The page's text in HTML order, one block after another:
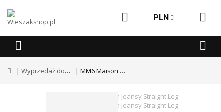
PLN
Wyprzedaż dodatkowe -50% MM6 Maison Margiela Jeansy Straight Leg